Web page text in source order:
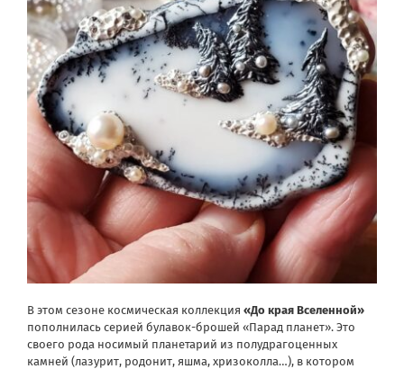
В этом сезоне космическая коллекция «До края Вселенной»
пополнилась серией булавок-брошей «Парад планет». Это
своего рода носимый планетарий из полудрагоценных
камней (лазурит, родонит, яшма, хризоколла…), в котором